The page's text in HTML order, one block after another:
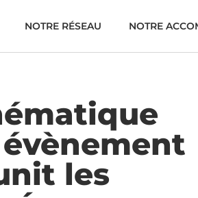
NOTRE RÉSEAU NOTRE
les